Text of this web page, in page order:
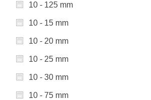
10 - 125 mm
10 - 15 mm
10 - 20 mm
10 - 25 mm
10 - 30 mm
10 - 75 mm